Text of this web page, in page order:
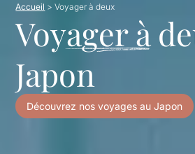
Accueil >Voyager à deux
Voyager à
Japon
Découvrez nos voyages au Japon